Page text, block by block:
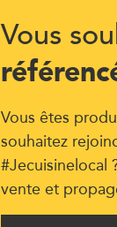
Vous
Vous êtes
souhaitez
#Jecuisinelocal
vente et